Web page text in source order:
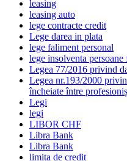
leasing
leasing auto
lege contracte credit
Lege darea in plata
lege faliment personal
lege insolventa persoane
Legea 77/2016 privind
Legea nr.193/2000
încheiate între
Legi
legi
LIBOR CHF
Libra Bank
Libra Bank
limita de credit